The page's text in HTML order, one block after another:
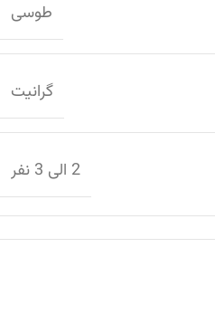
طوسی
گرانیت
2 الی 3 نفر